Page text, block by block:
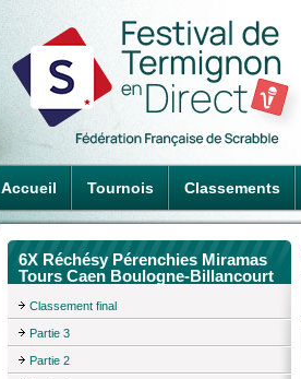
Accueil Tournois Classements
6X Réchésy Pérenchies Miramas
Tours Caen Boulogne-Billancourt
Classement final
Partie 3
Partie 2